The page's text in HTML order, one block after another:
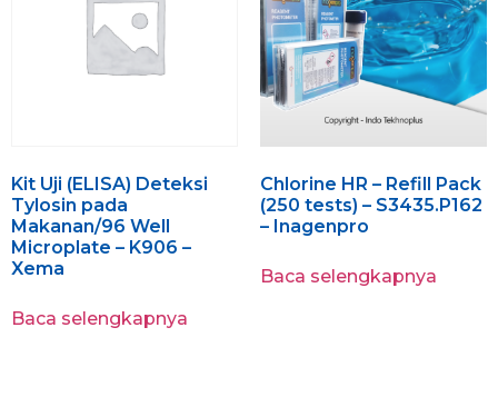
Kit Uji (ELISA) Deteksi
Tylosin pada
Makanan/96 Well
Microplate – K906 –
Xema
Baca selengkapnya
Chlorine HR – Refill Pack
(250 tests) – S3435.P162
– Inagenpro
Baca selengkapnya